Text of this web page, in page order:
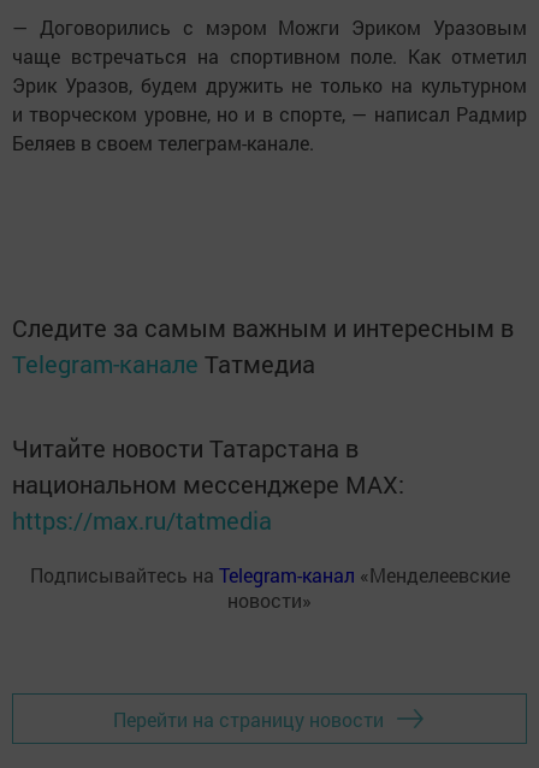
— Договорились с мэром Можги Эриком Уразовым
чаще встречаться на спортивном поле. Как отметил
Эрик Уразов, будем дружить не только на культурном
и творческом уровне, но и в спорте, — написал Радмир
Беляев в своем телеграм-канале.
Следите за самым важным и интересным в
Telegram-канале Татмедиа
Читайте новости Татарстана в
национальном мессенджере MАХ:
https://max.ru/tatmedia
Подписывайтесь на Telegram-канал «Менделеевские
новости»
Перейти на страницу новости